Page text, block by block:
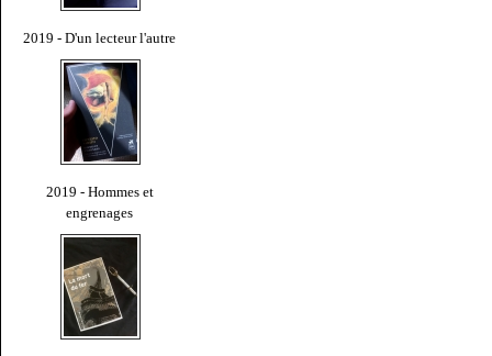
2019 - D'un lecteur l'autre
2019 - Hommes et
engrenages